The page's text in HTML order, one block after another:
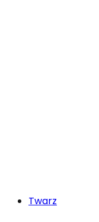
Twarz